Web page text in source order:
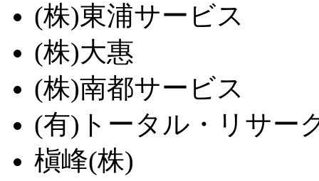
(株)東浦サービス
(株)大惠
(株)南都サービス
(有)トータル・リサー
槇峰(株)